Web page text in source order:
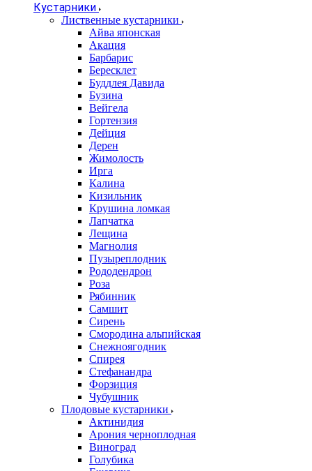
Кустарники
Лиственные кустарники
Айва японская
Акация
Барбарис
Бересклет
Буддлея Давида
Бузина
Вейгела
Гортензия
Дейция
Дерен
Жимолость
Ирга
Калина
Кизильник
Крушина ломкая
Лапчатка
Лещина
Магнолия
Пузыреплодник
Рододендрон
Роза
Рябинник
Самшит
Сирень
Смородина альпийская
Снежноягодник
Спирея
Стефанандра
Форзиция
Чубушник
Плодовые кустарники
Актинидия
Арония черноплодная
Виноград
Голубика